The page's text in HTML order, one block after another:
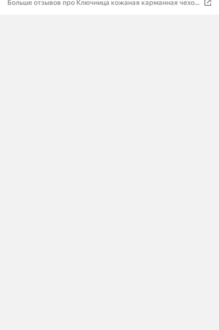
Больше отзывов про Ключница кожаная карманная чехол